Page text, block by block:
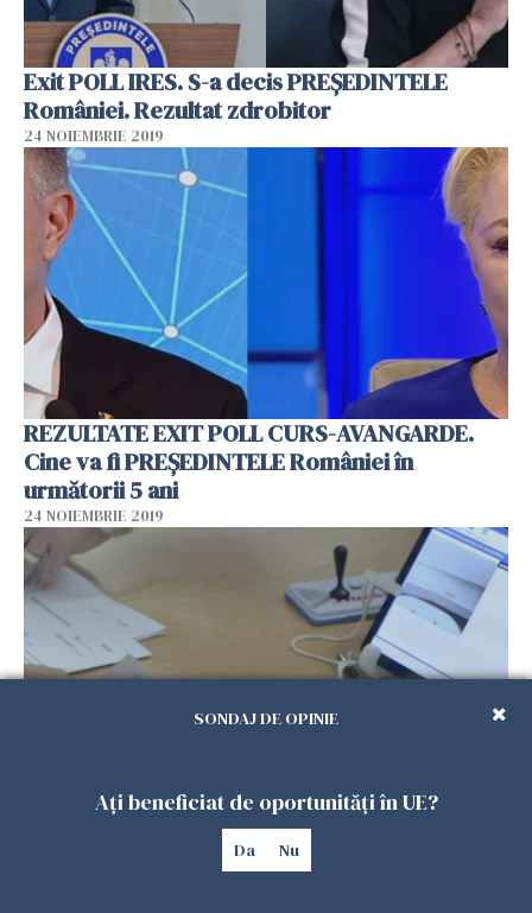
Exit POLL IRES. S-a decis PREȘEDINTELE
României. Rezultat zdrobitor
24 NOIEMBRIE 2019
REZULTATE EXIT POLL CURS-AVANGARDE.
Cine va fi PREȘEDINTELE României în
următorii 5 ani
24 NOIEMBRIE 2019
MESAJUL unui ROMÂN care a trăit 30 de ani în
Franța: „Trebuie să învățăm să fim mai cinstiți,
să luăm ce e mai bun din străinătate!”
SONDAJ DE OPINIE
Ați beneficiat de oportunități în UE?
Da Nu